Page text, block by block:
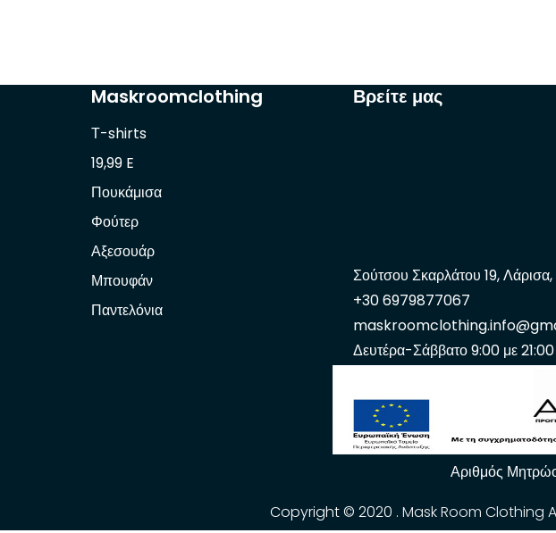
Maskroomclothing
Τ-shirts
19,99 E
Πουκάμισα
Φούτερ
Αξεσουάρ
Μπουφάν
Παντελόνια
Βρείτε μας
Σούτσου Σκαρλάτου 19,
+30 6979877067
Δευτέρα-Σάββατο 9:00 με 21:00
Αριθμός
Copyright © 2020 . Mask Room Clothing